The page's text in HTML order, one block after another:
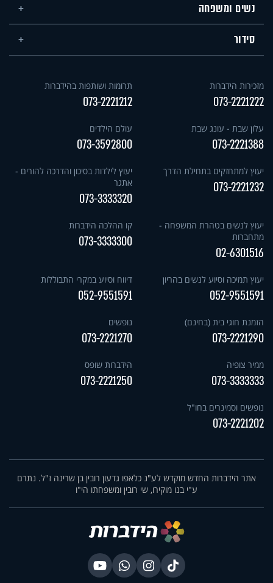
נשים ומשפחה
סידור
מזכירות הידברות
073-2221222
תרומות ושותפות בהידברות
073-2221212
עלון שבת - עונג שבת
073-2221388
עולם הילדים
073-3592800
יעוץ למתחזקים בתחילת הדרך
073-2221232
יעוץ לילדות בסיכון והדרכה להורים -
אתגר
073-3333320
יעוץ לנשים בטהרת המשפחה -
מתחברות
02-6301516
קו ההלכה הידברות
073-3333300
יעוץ תמיכה וסיוע לנשים בהריון
052-9551591
דיווח וסיוע במקרי התבוללות
052-9551591
הזמנת חוגי בית (בחינם)
073-2221290
נופשים
073-2221270
ממיר צופיה
073-3333333
הידברות שופס
073-2221250
נופשים וסמינרים בחו"ל
073-2221202
אתר הידברות החדש מוקדש לע"נ כלאפו גדעון רובין בן שרינה ז"ל. נתרם
ע"י בנו מוקירו, שי רובין ומשפחתו הי"ו